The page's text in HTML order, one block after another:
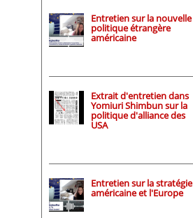
Entretien sur la nouvelle
politique étrangère
américaine
Extrait d'entretien dans
Yomiuri Shimbun sur la
politique d'alliance des
USA
Entretien sur la stratégie
américaine et l'Europe